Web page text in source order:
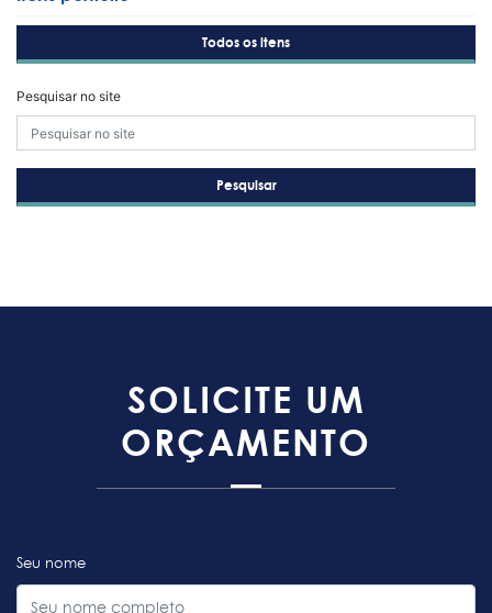
Todos os itens
Pesquisar no site
Pesquisar
SOLICITE UM
ORÇAMENTO
Seu nome